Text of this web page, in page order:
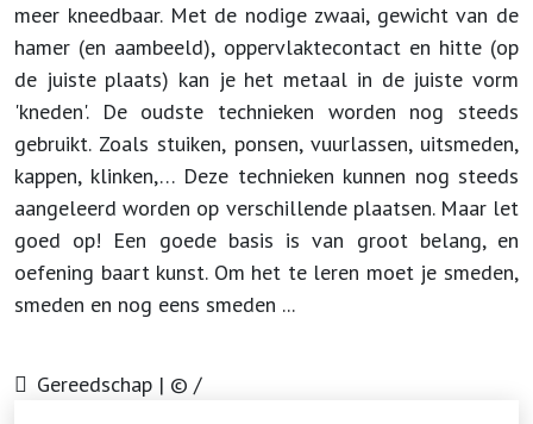
meer kneedbaar. Met de nodige zwaai, gewicht van de
hamer (en aambeeld), oppervlaktecontact en hitte (op
de juiste plaats) kan je het metaal in de juiste vorm
'kneden'. De oudste technieken worden nog steeds
gebruikt. Zoals stuiken, ponsen, vuurlassen, uitsmeden,
kappen, klinken,… Deze technieken kunnen nog steeds
aangeleerd worden op verschillende plaatsen. Maar let
goed op! Een goede basis is van groot belang, en
oefening baart kunst. Om het te leren moet je smeden,
smeden en nog eens smeden ...
Gereedschap | © /